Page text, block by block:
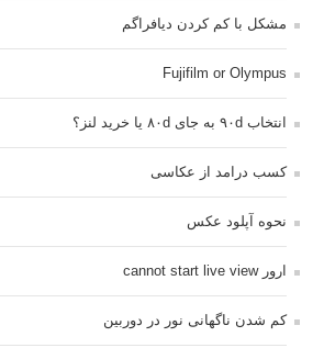
مشکل با کم کردن دیافراگم
Fujifilm or Olympus
انتخاب ۹۰d به جای ۸۰d یا خرید لنز؟
کسب درامد از عکاسی
نحوه آپلود عکس
ارور cannot start live view
کم شدن ناگهانی نور در دوربین